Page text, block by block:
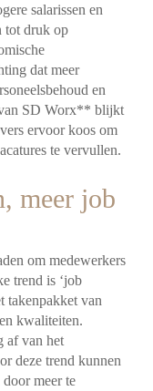
salarissen en
tot druk op
dat meer
en
SD Worx** blijkt
ervoor koos om
te vervullen.
meer job
om medewerkers
trend is ‘job
takenpakket van
kwaliteiten.
af van het
deze trend kunnen
meer te